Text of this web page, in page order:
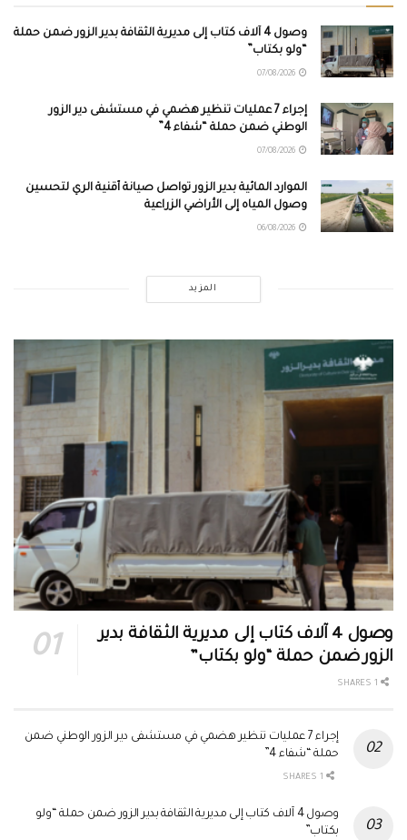
وصول 4 آلاف كتاب إلى مديرية الثقافة بدير الزور ضمن حملة
“ولو بكتاب”
إجراء 7 عمليات تنظير هضمي في مستشفى دير الزور
الوطني ضمن حملة “شفاء 4”
الموارد المائية بدير الزور تواصل صيانة أقنية الري لتحسين
وصول المياه إلى الأراضي الزراعية
المزيد
وصول 4 آلاف كتاب إلى مديرية الثقافة بدير
الزور ضمن حملة “ولو بكتاب”
إجراء 7 عمليات تنظير هضمي في مستشفى دير الزور الوطني ضمن
حملة “شفاء 4”
وصول 4 آلاف كتاب إلى مديرية الثقافة بدير الزور ضمن حملة “ولو
بكتاب”